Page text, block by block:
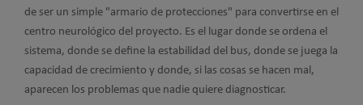
de ser un simple "armario de protecciones" para convertirse en el
centro neurológico del proyecto. Es el lugar donde se ordena el
sistema, donde se define la estabilidad del bus, donde se juega la
capacidad de crecimiento y donde, si las cosas se hacen mal,
aparecen los problemas que nadie quiere diagnosticar.